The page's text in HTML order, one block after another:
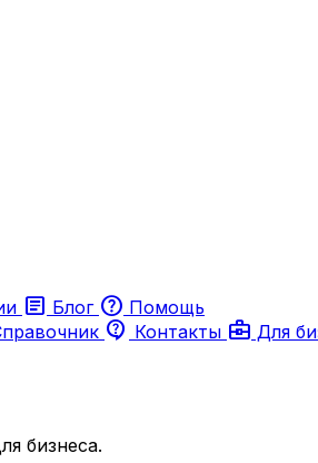
article Блог help Помощь
contact_support Контакты business_center Для
бизнеса.